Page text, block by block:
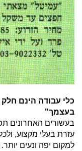
כלי עבודה הינם
בעצמך"
בעשורים האחרונים
עזרת בעלי מקצוע,
למקום יפה ונעים